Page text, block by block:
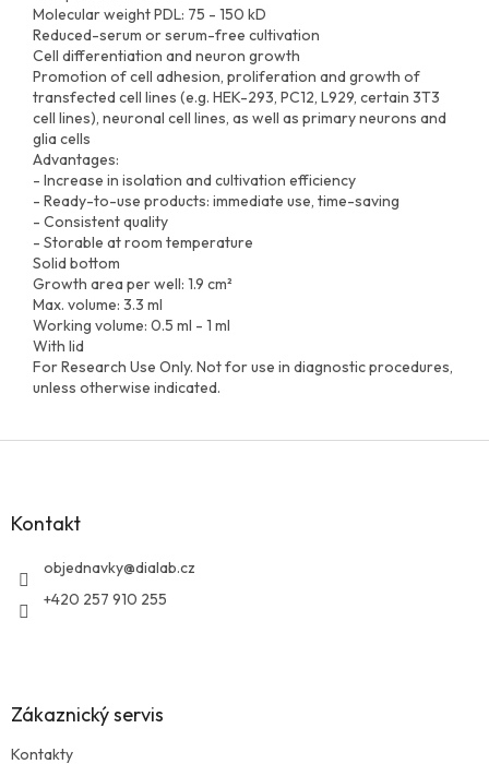
Molecular weight PDL: 75 - 150 kD
Reduced-serum or serum-free cultivation
Cell differentiation and neuron growth
Promotion of cell adhesion, proliferation and growth of
transfected cell lines (e.g. HEK-293, PC12, L929, certain 3T3
cell lines), neuronal cell lines, as well as primary neurons and
glia cells
Advantages:
- Increase in isolation and cultivation efficiency
- Ready-to-use products: immediate use, time-saving
- Consistent quality
- Storable at room temperature
Solid bottom
Growth area per well: 1.9 cm²
Max. volume: 3.3 ml
Working volume: 0.5 ml - 1 ml
With lid
For Research Use Only. Not for use in diagnostic procedures,
unless otherwise indicated.
Z
Kontakt
objednavky@dialab.cz
+420 257 910 255
Zákaznický servis
Kontakty